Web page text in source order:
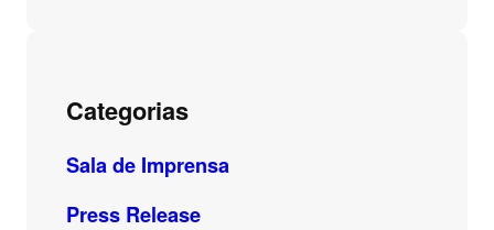
Categorias
Sala de Imprensa
Press Release